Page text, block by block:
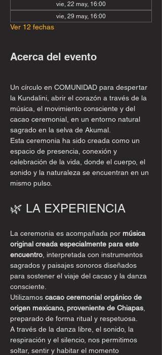
vie, 22 may, 16:00
vie, 29 may, 16:00
Ver 12 fechas
Acerca del evento
Un círculo en COMUNIDAD para despertar
la Kundalini, abrir el corazón a través de la
música, el movimiento consciente y del
cacao ceremonial, en un entorno natural
sagrado en la selva de Akumal.
Esta ceremonia ha sido creada como un
espacio de presencia, conexión y
celebración de la vida, donde el cuerpo, el
sonido y la naturaleza se encuentran en un
mismo pulso.
🌿 LA EXPERIENCIA
La ceremonia es acompañada por música
original creada especialmente para este
encuentro , interpretada con instrumentos
sagrados y paisajes sonoros diseñados
para sostener el viaje del cacao y la danza
consciente.
Utilizamos cacao ceremonial orgánico de
origen mexicano, proveniente de Chiapas
preparado de forma ritual y respetuosa.
A través de la danza libre, el sonido, la
respiración y el silencio, nos permitimos
soltar, sentir y habitar el momento